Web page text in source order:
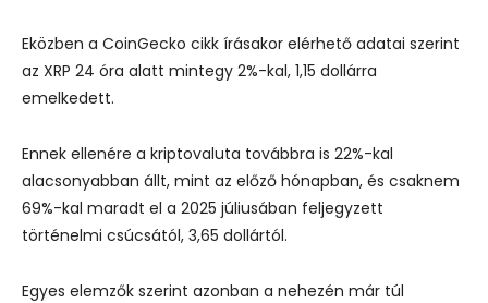
Eközben a CoinGecko cikk írásakor elérhető adatai szerint
az XRP 24 óra alatt mintegy 2%-kal, 1,15 dollárra
emelkedett.
Ennek ellenére a kriptovaluta továbbra is 22%-kal
alacsonyabban állt, mint az előző hónapban, és csaknem
69%-kal maradt el a 2025 júliusában feljegyzett
történelmi csúcsától, 3,65 dollártól.
Egyes elemzők szerint azonban a nehezén már túl